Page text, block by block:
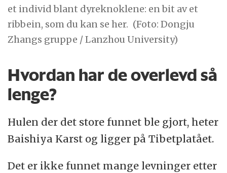
et individ blant dyreknoklene: en bit av et
ribbein, som du kan se her. (Foto: Dongju
Zhangs gruppe / Lanzhou University)
Hvordan har de overlevd så
lenge?
Hulen der det store funnet ble gjort, heter
Baishiya Karst og ligger på Tibetplatået.
Det er ikke funnet mange levninger etter